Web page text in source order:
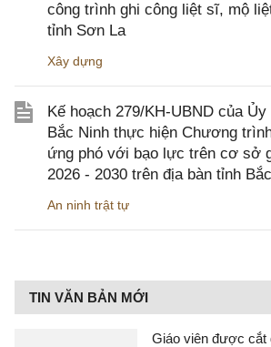
công trình ghi công liệt sĩ, mộ
tỉnh Sơn La
Xây dựng
Kế hoạch 279/KH-UBND của
Bắc Ninh thực hiện Chương
ứng phó với bạo lực trên cơ sở
2026 - 2030 trên địa bàn tỉnh
An ninh trật tự
TIN VĂN BẢN MỚI
Giáo viên được cắt